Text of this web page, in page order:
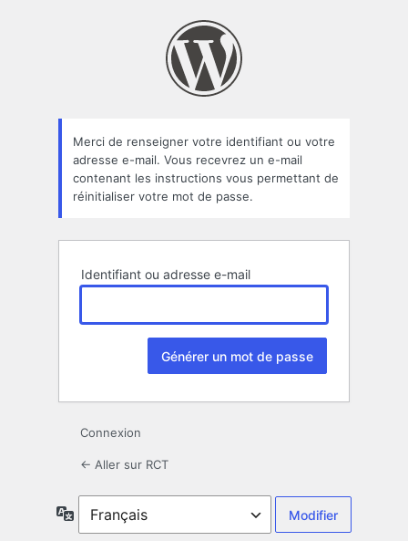
oublié
Merci de renseigner votre identifiant ou votre
adresse e-mail. Vous recevrez un e-mail
contenant les instructions vous permettant de
réinitialiser votre mot de passe.
Identifiant ou adresse e-mail
Connexion
← Aller sur RCT
Langue